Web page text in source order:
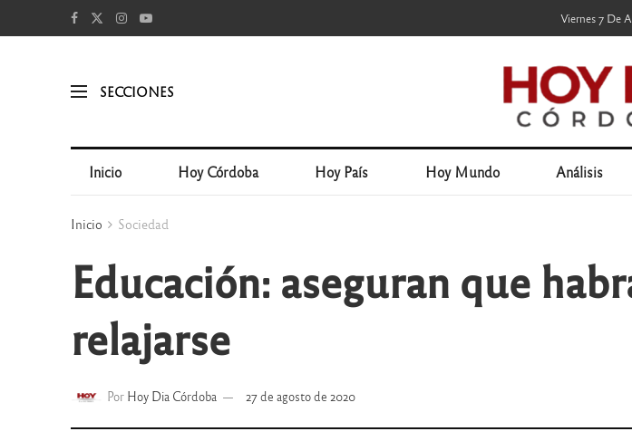
Viernes 7 De
SECCIONES
Inicio Hoy Córdoba Hoy País Hoy Mundo Análisis
Inicio Sociedad
Educación: aseguran que
relajarse
Por Hoy Dia Córdoba 27 de agosto de 2020